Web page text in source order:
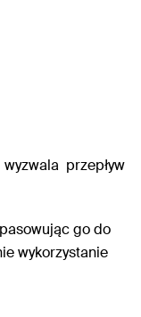
przepływ
go do
wykorzystanie